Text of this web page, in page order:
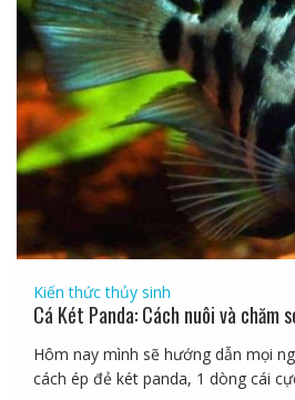
Kiến thức thủy sinh
Cá Két Panda: Cách nuôi và chăm
Hôm nay mình sẽ hướng dẫn mọi
cách ép đẻ két panda, 1 dòng cái